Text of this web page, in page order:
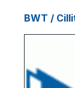
BWT /